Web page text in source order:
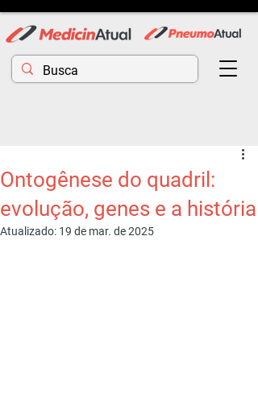
Ontogênese do quadril:
evolução, genes e a história
Atualizado: 19 de mar. de 2025